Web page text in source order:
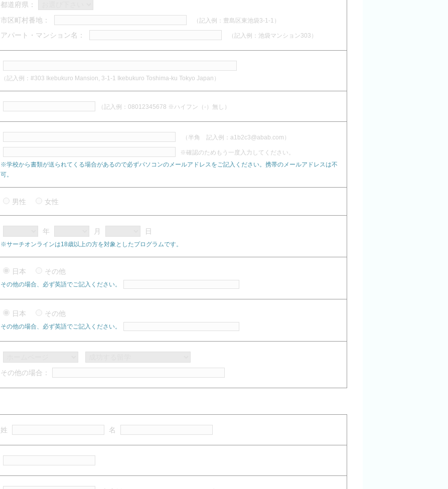
都道府県：
市区町村番地：
（記入例：豊島区東池袋3-1-1）
アパート・マンション名： （記入例：池袋マンション303）
（記入例：#303 Ikebukuro Mansion, 3-1-1 Ikebukuro Toshima-ku Tokyo Japan）
（記入例：08012345678 ※ハイフン（-）無し）
（半角 記入例：a1b2c3@abab.com）
※確認のためもう一度入力してください。
※学校から書類が送られてくる場合があるので必ずパソコンのメールアドレスをご記入ください。携帯のメールアドレスは不
可。
男性 女性
年 月 日
※サーチオンラインは18歳以上の方を対象としたプログラムです。
日本 その他
その他の場合、必ず英語でご記入ください。
日本 その他
その他の場合、必ず英語でご記入ください。
その他の場合：
姓 名